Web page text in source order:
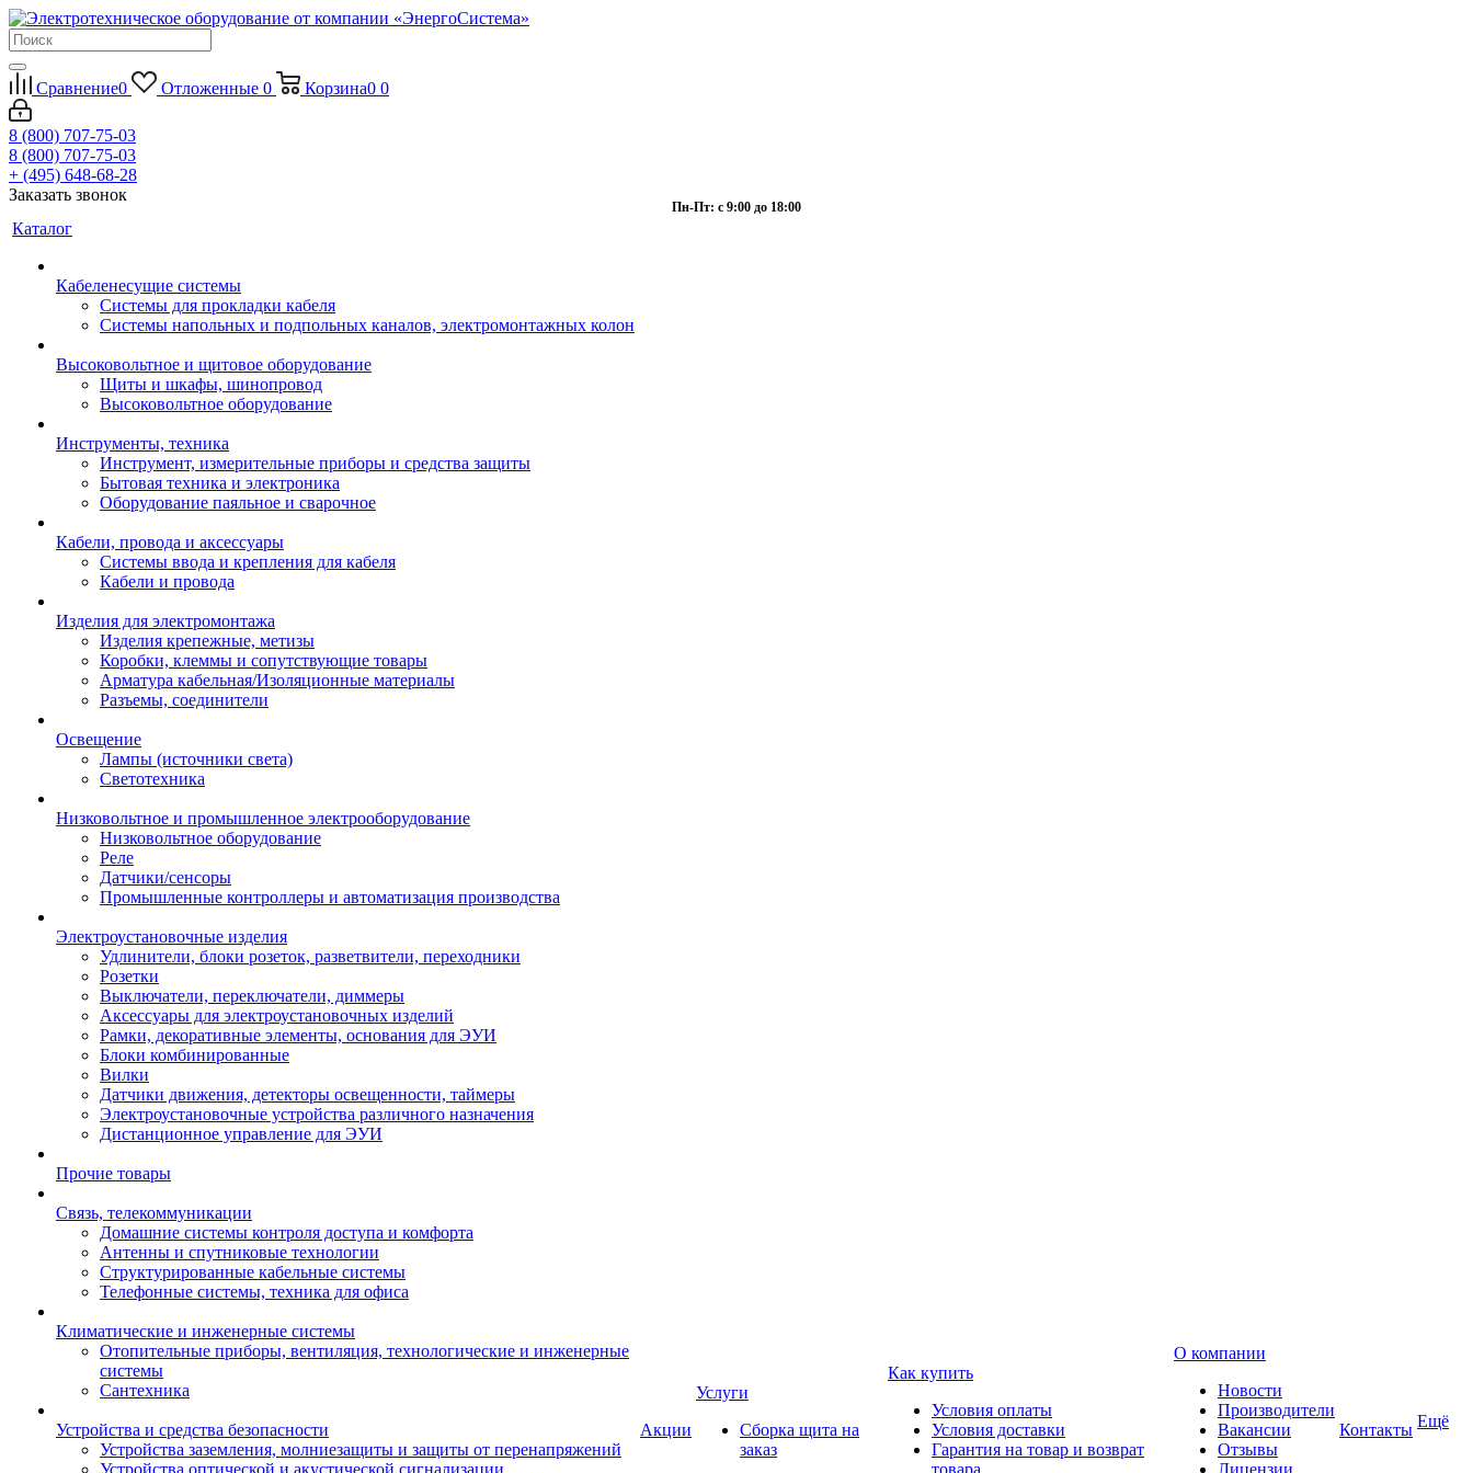
Сравнение0 Отложенные 0 Корзина0 0
8 (800) 707-75-03
8 (800) 707-75-03
+ (495) 648-68-28
Заказать звонок
Пн-Пт: с 9:00 до 18:00
Каталог
Кабеленесущие системы
Системы для прокладки кабеля
Системы напольных и подпольных каналов, электромонтажных колон
Высоковольтное и щитовое оборудование
Щиты и шкафы, шинопровод
Высоковольтное оборудование
Инструменты, техника
Инструмент, измерительные приборы и средства защиты
Бытовая техника и электроника
Оборудование паяльное и сварочное
Кабели, провода и аксессуары
Системы ввода и крепления для кабеля
Кабели и провода
Изделия для электромонтажа
Изделия крепежные, метизы
Коробки, клеммы и сопутствующие товары
Арматура кабельная/Изоляционные материалы
Разъемы, соединители
Освещение
Лампы (источники света)
Светотехника
Низковольтное и промышленное электрооборудование
Низковольтное оборудование
Реле
Датчики/сенсоры
Промышленные контроллеры и автоматизация производства
Электроустановочные изделия
Удлинители, блоки розеток, разветвители, переходники
Розетки
Выключатели, переключатели, диммеры
Аксессуары для электроустановочных изделий
Рамки, декоративные элементы, основания для ЭУИ
Блоки комбинированные
Вилки
Датчики движения, детекторы освещенности, таймеры
Электроустановочные устройства различного назначения
Дистанционное управление для ЭУИ
Прочие товары
Связь, телекоммуникации
Домашние системы контроля доступа и комфорта
Антенны и спутниковые технологии
Структурированные кабельные системы
Телефонные системы, техника для офиса
Климатические и инженерные системы
Отопительные приборы, вентиляция, технологические и инженерные
системы
Сантехника
Устройства и средства безопасности
Устройства заземления, молниезащиты и защиты от перенапряжений
Устройства оптической и акустической сигнализации
Акции
Услуги
Сборка щита на
заказ
Как купить
Условия оплаты
Условия доставки
Гарантия на товар и возврат
товара
О компании
Новости
Производители
Вакансии
Отзывы
Лицензии
Контакты Ещё